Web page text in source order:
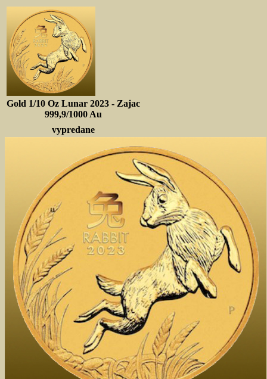
Gold 1/10 Oz Lunar 2023 - Zajac
999,9/1000 Au
vypredane